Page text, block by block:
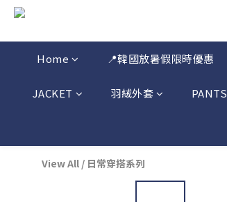
Home 📍韓國放暑假限時優惠
JACKET 羽絨外套 PANTS
View All / 日常穿搭系列